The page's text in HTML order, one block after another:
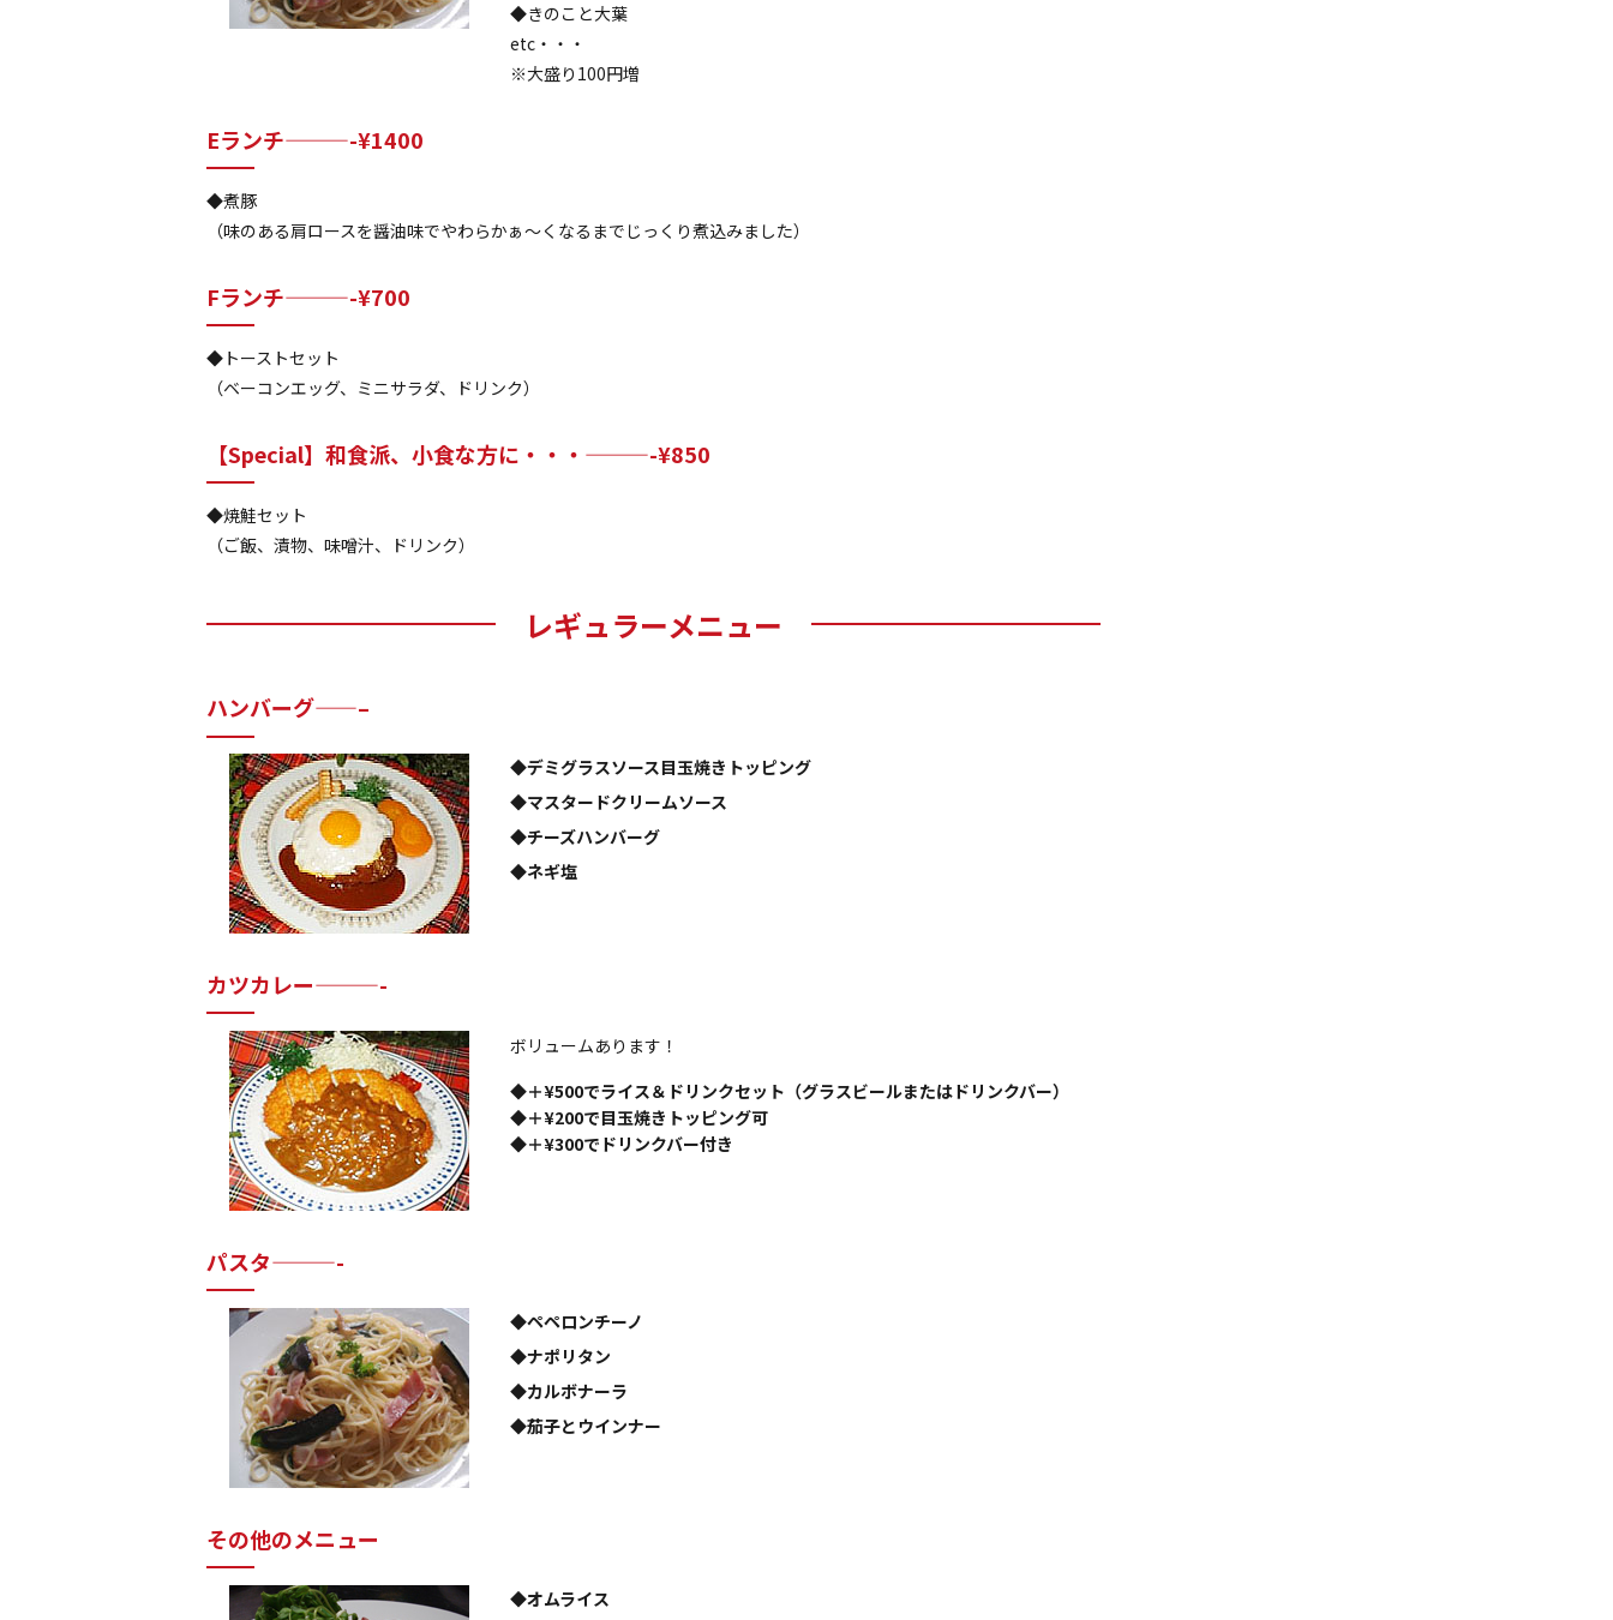
◆きのこと大葉
etc・・・
※大盛り100円増
Eランチ———-¥1400
◆煮豚
（味のある肩ロースを醤油味でやわらかぁ～くなるまでじっくり煮込みました）
Fランチ———-¥700
◆トーストセット
（ベーコンエッグ、ミニサラダ、ドリンク）
【Special】和食派、小食な方に・・・———-¥850
◆焼鮭セット
（ご飯、漬物、味噌汁、ドリンク）
レギュラーメニュー
ハンバーグ——–
◆デミグラスソース目玉焼きトッピング
◆マスタードクリームソース
◆チーズハンバーグ
◆ネギ塩
カツカレー———-
ボリュームあります！
◆＋¥500でライス＆ドリンクセット（グラスビールまたはドリンクバー）
◆＋¥200で目玉焼きトッピング可
◆＋¥300でドリンクバー付き
パスタ———-
◆ペペロンチーノ
◆ナポリタン
◆カルボナーラ
◆茄子とウインナー
その他のメニュー
◆オムライス